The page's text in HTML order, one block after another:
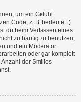
um ein Gefühl
Code, z. B. bedeutet :)
du beim Verfassen eines
zu häufig zu benutzen,
und ein Moderator
oder gar komplett
der Smilies